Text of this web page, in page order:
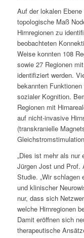
Auf der lokalen
topologische Maß
Hirnregionen zu
beobachteten
Weise konnten 108
sowie 27 Regionen
identifiziert werden.
bekannten
sozialer Kognition.
Regionen mit
auf nicht-invasive
(transkranielle
„Dies ist mehr als nur
Jürgen Jost und Prof.
Studie. „Wir schlagen
und klinischer
nur, dass sich
welche Hirnregionen
Damit eröffnen sich
therapeutische